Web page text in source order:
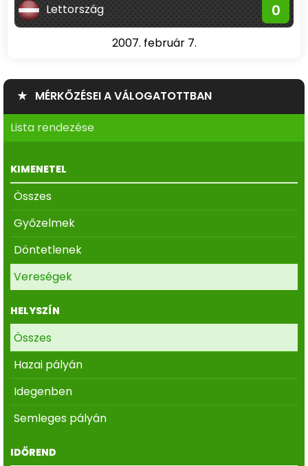
Lettország 0
2007. február 7.
★ MÉRKŐZÉSEI A VÁLOGATOTTBAN
Lista rendezése
KIMENETEL
Összes
Győzelmek
Döntetlenek
Vereségek
HELYSZÍN
Összes
Hazai pályán
Idegenben
Semleges pályán
IDŐREND